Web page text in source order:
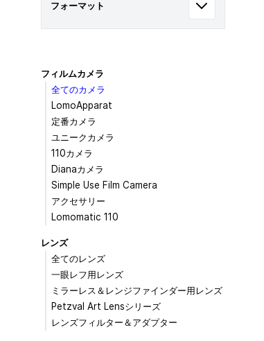
フォーマット
フィルムカメラ
全てのカメラ
LomoApparat
定番カメラ
ユニークカメラ
110カメラ
Dianaカメラ
Simple Use Film Camera
アクセサリー
Lomomatic 110
レンズ
全てのレンズ
一眼レフ用レンズ
ミラーレス＆レンジファインダー用レンズ
Petzval Art Lensシリーズ
レンズフィルター＆アダプター